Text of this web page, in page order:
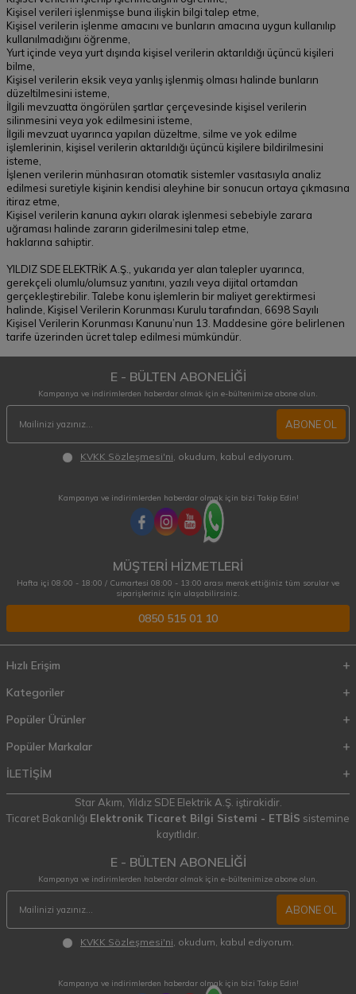
Kişisel verileri işlenmişse buna ilişkin bilgi talep etme,
Kişisel verilerin işlenme amacını ve bunların amacına uygun kullanılıp
kullanılmadığını öğrenme,
Yurt içinde veya yurt dışında kişisel verilerin aktarıldığı üçüncü kişileri
bilme,
Kişisel verilerin eksik veya yanlış işlenmiş olması halinde bunların
düzeltilmesini isteme,
İlgili mevzuatta öngörülen şartlar çerçevesinde kişisel verilerin
silinmesini veya yok edilmesini isteme,
İlgili mevzuat uyarınca yapılan düzeltme, silme ve yok edilme
işlemlerinin, kişisel verilerin aktarıldığı üçüncü kişilere bildirilmesini
isteme,
İşlenen verilerin münhasıran otomatik sistemler vasıtasıyla analiz
edilmesi suretiyle kişinin kendisi aleyhine bir sonucun ortaya çıkmasına
itiraz etme,
Kişisel verilerin kanuna aykırı olarak işlenmesi sebebiyle zarara
uğraması halinde zararın giderilmesini talep etme,
haklarına sahiptir.
YILDIZ SDE ELEKTRİK A.Ş., yukarıda yer alan talepler uyarınca,
gerekçeli olumlu/olumsuz yanıtını, yazılı veya dijital ortamdan
gerçekleştirebilir. Talebe konu işlemlerin bir maliyet gerektirmesi
halinde, Kişisel Verilerin Korunması Kurulu tarafından, 6698 Sayılı
Kişisel Verilerin Korunması Kanunu’nun 13. Maddesine göre belirlenen
tarife üzerinden ücret talep edilmesi mümkündür.
E - BÜLTEN ABONELİĞİ
Kampanya ve indirimlerden haberdar olmak için e-bültenimize abone olun.
ABONE OL
KVKK Sözleşmesi'ni, okudum, kabul ediyorum.
Kampanya ve indirimlerden haberdar olmak için bizi Takip Edin!
MÜŞTERİ HİZMETLERİ
Hafta içi 08:00 - 18:00 / Cumartesi 08:00 - 13:00 arası merak ettiğiniz tüm sorular ve
siparişleriniz için ulaşabilirsiniz.
0850 515 01 10
Hızlı Erişim
Kategoriler
Popüler Ürünler
Popüler Markalar
İLETİŞİM
Star Akım, Yıldız SDE Elektrik A.Ş. iştirakidir.
Ticaret Bakanlığı Elektronik Ticaret Bilgi Sistemi - ETBİS sistemine
kayıtlıdır.
E - BÜLTEN ABONELİĞİ
Kampanya ve indirimlerden haberdar olmak için e-bültenimize abone olun.
ABONE OL
KVKK Sözleşmesi'ni, okudum, kabul ediyorum.
Kampanya ve indirimlerden haberdar olmak için bizi Takip Edin!